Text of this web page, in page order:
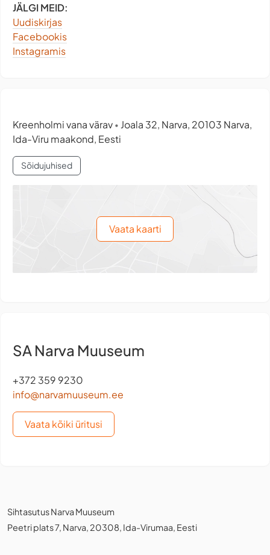
JÄLGI MEID:
Uudiskirjas
Facebookis
Instagramis
Kreenholmi vana värav • Joala 32, Narva, 20103 Narva,
Ida-Viru maakond, Eesti
Sõidujuhised
Vaata kaarti
SA Narva Muuseum
+372 359 9230
info@narvamuuseum.ee
Vaata kõiki üritusi
Sihtasutus Narva Muuseum
Peetri plats 7, Narva, 20308, Ida-Virumaa, Eesti